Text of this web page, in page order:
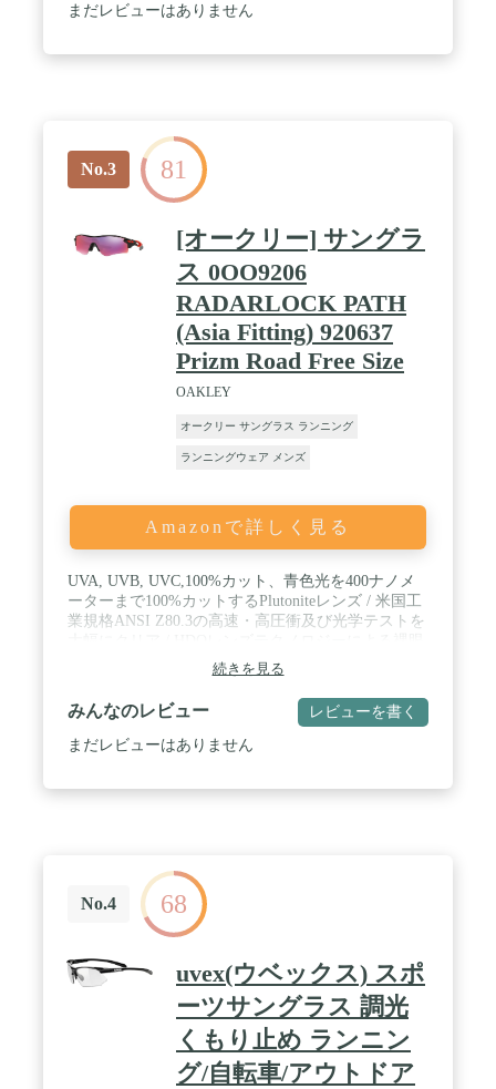
まだレビューはありません
No.3 81
[オークリー] サングラ
ス 0OO9206
RADARLOCK PATH
(Asia Fitting) 920637
Prizm Road Free Size
OAKLEY
オークリー サングラス ランニング
ランニングウェア メンズ
Amazonで詳しく見る
UVA, UVB, UVC,100%カット、青色光を400ナノメ
ーターまで100%カットするPlutoniteレンズ / 米国工
業規格ANSI Z80.3の高速・高圧衝及び光学テストを
に近い高解像度と最小限の歪み / SIZE:FREE 高
さ:4.5cm フレームの長さ:19cm 柄:12.7cm / SIZE:38
高さ:4.5cm フレームの長さ:19.5cm 柄:13cm
続きを見る
みんなのレビュー レビューを書く
まだレビューはありません
No.4 68
uvex(ウベックス) スポ
ーツサングラス 調光
くもり止め ランニン
グ/自転車/アウトドア